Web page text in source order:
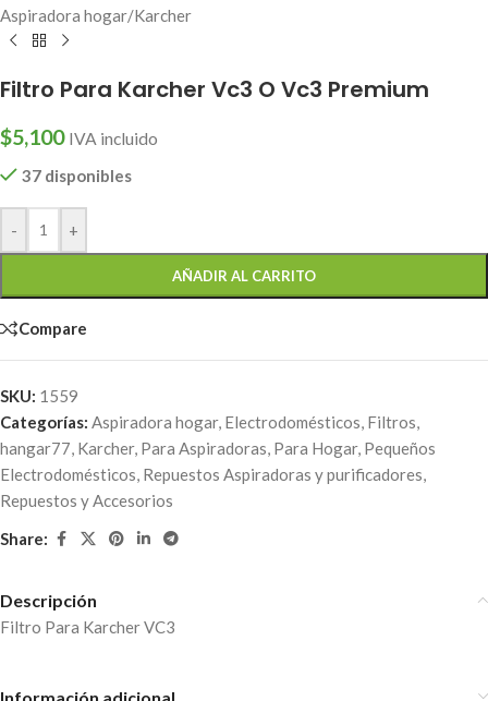
Aspiradora hogar/Karcher
Filtro Para Karcher Vc3 O Vc3 Premium
$5,100 IVA incluido
37 disponibles
- +
AÑADIR AL CARRITO
Compare
SKU: 1559
Categorías: Aspiradora hogar, Electrodomésticos, Filtros,
hangar77, Karcher, Para Aspiradoras, Para Hogar, Pequeños
Electrodomésticos, Repuestos Aspiradoras y purificadores,
Repuestos y Accesorios
Share:
Descripción
Filtro Para Karcher VC3
Información adicional